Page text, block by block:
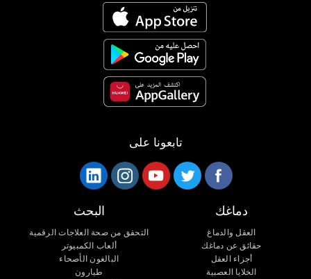
تابعونا على
دماغك
العقل والدماغ
حقائق عن دماغك
أجزاء العقل
الخلايا العصبية
البحث
التحقق من صحة العلاجات الرقمية
ألعاب الكمبيوتر
البالغون الأصحاء
طيارون